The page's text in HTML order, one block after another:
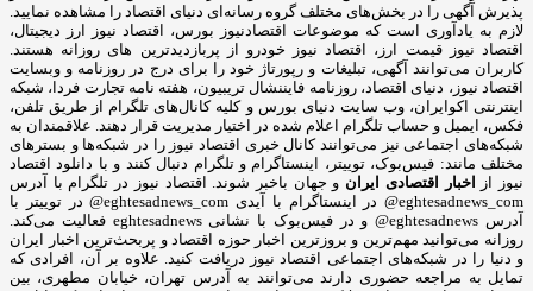
پذیرش آگهی را در بخش‌های مختلف گروه رسانه‌ای دنیای اقتصاد را مشاهده نمایید.
لازم به یادآوری است که موضوعات اقتصادنیوز بورس، اقتصاد نیوز ارز دیجیتال،
اقتصاد نیوز قیمت ارز، اقتصاد نیوز خودرو از پربازدیدترین های روزانه هستند.
کاربران می‌توانند آگهی، تبلیغات و رپورتاژ خود را برای درج در روزنامه و وبسایت
اقتصاد نیوز، دنیای اقتصاد، روزنامه فایننشال تریبیون، هفته نامه تجارت فردا، شبکه
اینترنتی اکوایران، وب سایت دنیای بورس و کلیه کانال‌های تلگرام از طریق تلفن،
فکس، ایمیل و حساب تلگرام اعلام شده در اختیار مدیریت قرار دهند. علاقمندان به
شبکه‎‌های اجتماعی نیز می‌توانند کانال خبری اقتصاد نیوز را در شبکه‌ها و بسترهای
مختلف مانند: فیس‌بوک، توییتر، اینستاگرام و تلگرام دنبال کنند و با دانلود اقتصاد
نیوز از اخبار اقتصادی ایران و جهان باخبر شوند. اقتصاد نیوز در تلگرام با آدرس
eghtesadnews_com@ در اینستاگرام با آیدی eghtesadnews_com@ در توییتر با
آدرس eghtesadnews@ و در فیس‌بوک با نشانی eghtesadnews فعالیت می‌کند.
روزانه می‌توانید مهم‌ترین و بروزترین اخبار حوزه اقتصاد و پربحث‌ترین اخبار ایران
و دنیا را در شبکه‌های اجتماعی اقتصاد نیوز دریافت کنید. علاوه بر آن، افرادی که
تمایل به مراجعه حضوری دارند می‌توانند به آدرس تهران، خیابان مطهری، بین